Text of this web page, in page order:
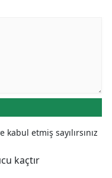
kabul etmiş sayılırsınız
kaçtır